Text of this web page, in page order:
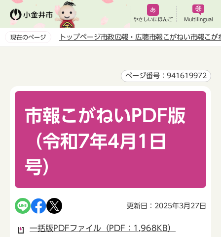
ペ
やさしいにほんご Multilingual
現在のページ トップページ市政広報・広聴市報こがねい市報こが
ページ番号：941619972
市報こがねいPDF版
（令和7年4月1日
号）
更新日：2025年3月27日
一括版PDFファイル（PDF：1,968KB）